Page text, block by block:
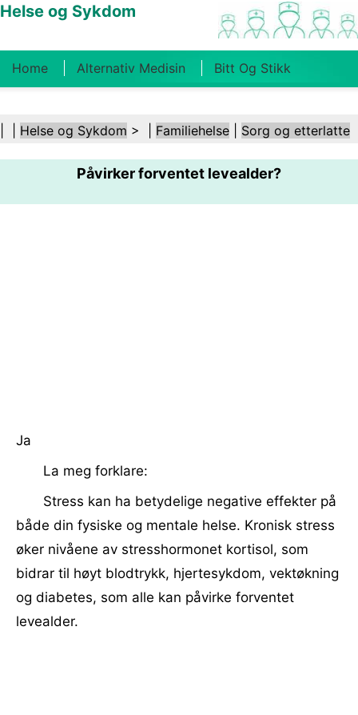
Helse og Sykdom
Home Alternativ Medisin Bitt Og Stikk
Kosthold Og Ernæring Familiehelse
Helsebransjen Psykisk Helse Folkehelse Og
Sikkerhet Kirurgi Og Prosedyrer Helse
Helse og Sykdom > | Familiehelse Sorg og etterlatte
Påvirker forventet levealder?
Ja
La meg forklare:
Stress kan ha betydelige negative effekter på
både din fysiske og mentale helse. Kronisk stress
øker nivåene av stresshormonet kortisol, som
bidrar til høyt blodtrykk, hjertesykdom, vektøkning
og diabetes, som alle kan påvirke forventet
levealder.